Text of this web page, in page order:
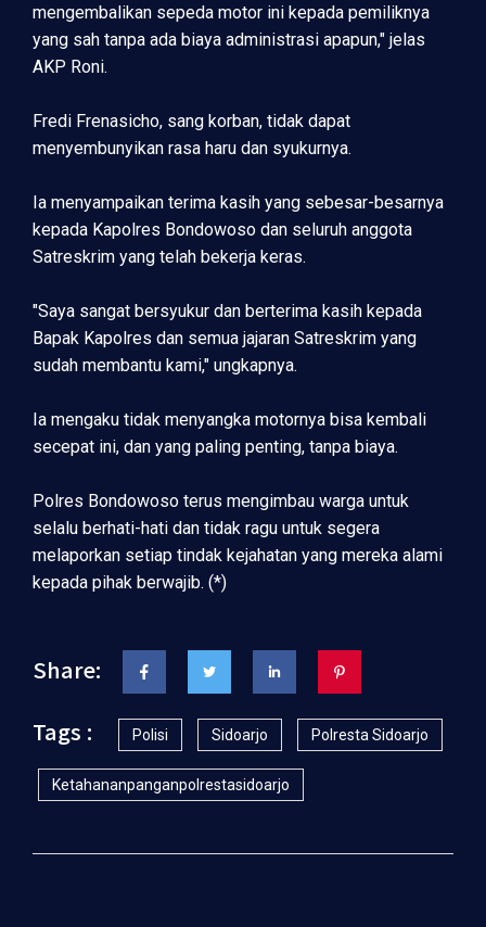
mengembalikan sepeda motor ini kepada pemiliknya
yang sah tanpa ada biaya administrasi apapun," jelas
AKP Roni.
Fredi Frenasicho, sang korban, tidak dapat
menyembunyikan rasa haru dan syukurnya.
Ia menyampaikan terima kasih yang sebesar-besarnya
kepada Kapolres Bondowoso dan seluruh anggota
Satreskrim yang telah bekerja keras.
"Saya sangat bersyukur dan berterima kasih kepada
Bapak Kapolres dan semua jajaran Satreskrim yang
sudah membantu kami," ungkapnya.
Ia mengaku tidak menyangka motornya bisa kembali
secepat ini, dan yang paling penting, tanpa biaya.
Polres Bondowoso terus mengimbau warga untuk
selalu berhati-hati dan tidak ragu untuk segera
melaporkan setiap tindak kejahatan yang mereka alami
kepada pihak berwajib. (*)
Share:
Tags :
Polisi Sidoarjo Polresta Sidoarjo
Ketahananpanganpolrestasidoarjo